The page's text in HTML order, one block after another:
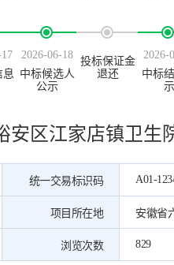
息
2026-06-18
中标候选人
公示
投标保证金
退还
2026-
中标
示
区江家店镇卫生
统一交易标识码 A01-
项目所在地 安徽省
浏览次数 829